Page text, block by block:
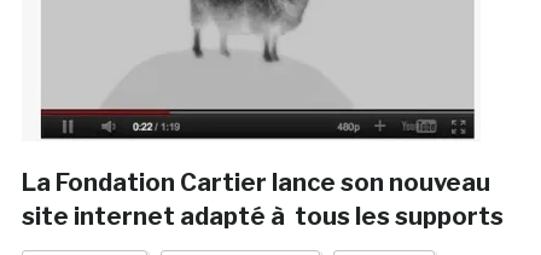
La Fondation Cartier lance son nouveau
site internet adapté à tous les supports